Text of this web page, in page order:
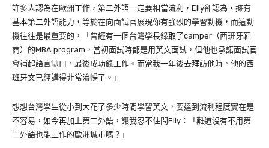
許多人認為在歐洲工作，第二外語一定要相當流利， Elly卻認為，擁有
基本第二外語能力，等於在向面試官展現你有強烈的學習動機，而這動
機往往是最重要的，「曾經有一個台灣學長錄取了camper（西班牙鞋
商）的MBA program，當初面試時都是用英文面試，但他也承諾面試官
會補起語言缺口，最後成功錄工作。而當我一年後去拜訪他時，他的西
班牙文已經講得非常流暢了。」
想想台灣學生從小到大花了多少時間學習英文，要達到流利程度實在是
不容易，如今再加上第二外語，讓我忍不住問Elly ：「難道沒有不用第
二外語也能工作的歐洲城市嗎？」